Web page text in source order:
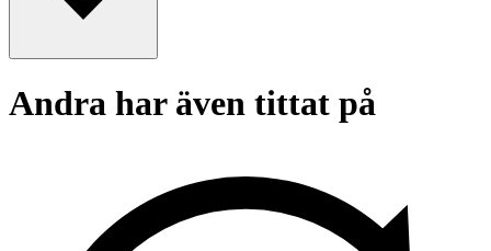
Andra har även tittat på